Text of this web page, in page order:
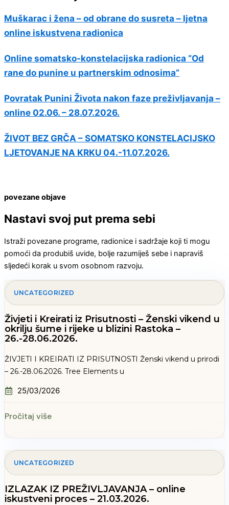
Muškarac i žena – od obrane do susreta – ljetna
online iskustvena radionica
Online somatsko-konstelacijska radionica “Od
rane do punine u partnerskim odnosima”
Povratak Punini Života nakon faze preživljavanja –
online 02.06. – 28.07.2026.
ŽIVOT BEZ GRČA – SOMATSKO KONSTELACIJSKO
LJETOVANJE NA KRKU 04.-11.07.2026.
povezane objave
Nastavi svoj put prema sebi
Istraži povezane programe, radionice i sadržaje koji ti mogu
pomoći da produbiš uvide, bolje razumiješ sebe i napraviš
sljedeći korak u svom osobnom razvoju.
UNCATEGORIZED
Živjeti i Kreirati iz Prisutnosti – Ženski vikend u
okrilju šume i rijeke u blizini Rastoka –
26.-28.06.2026.
ŽIVJETI I KREIRATI IZ PRISUTNOSTI Ženski vikend u prirodi
– 26.-28.06.2026. Tree Elements u
25/03/2026
Pročitaj više
UNCATEGORIZED
IZLAZAK IZ PREŽIVLJAVANJA – online
iskustveni proces – 21.03.2026.